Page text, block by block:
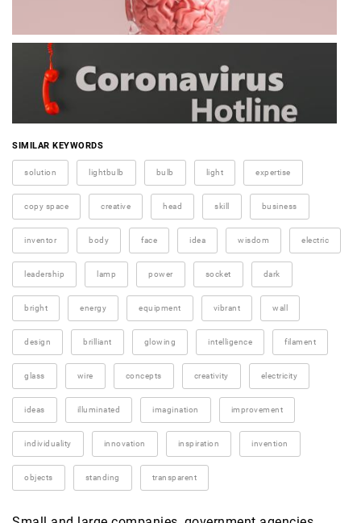
SIMILAR KEYWORDS
solution lightbulb bulb light expertise
copy space creative head skill business
inventor body face idea wisdom electric
leadership lamp power socket dark
bright energy equipment vibrant wall
design brilliant glowing intelligence filament
glass wire concepts creativity electricity
ideas illuminated imagination improvement
individuality innovation inspiration invention
objects standing transparent